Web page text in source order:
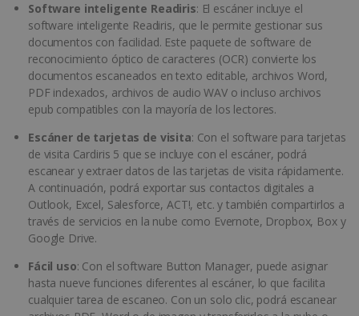
Software inteligente Readiris: El escáner incluye el
software inteligente Readiris, que le permite gestionar sus
documentos con facilidad. Este paquete de software de
reconocimiento óptico de caracteres (OCR) convierte los
documentos escaneados en texto editable, archivos Word,
PDF indexados, archivos de audio WAV o incluso archivos
epub compatibles con la mayoría de los lectores.
Escáner de tarjetas de visita: Con el software para tarjetas
de visita Cardiris 5 que se incluye con el escáner, podrá
escanear y extraer datos de las tarjetas de visita rápidamente.
A continuación, podrá exportar sus contactos digitales a
Outlook, Excel, Salesforce, ACT!, etc. y también compartirlos a
través de servicios en la nube como Evernote, Dropbox, Box y
Google Drive.
Fácil uso: Con el software Button Manager, puede asignar
hasta nueve funciones diferentes al escáner, lo que facilita
cualquier tarea de escaneo. Con un solo clic, podrá escanear